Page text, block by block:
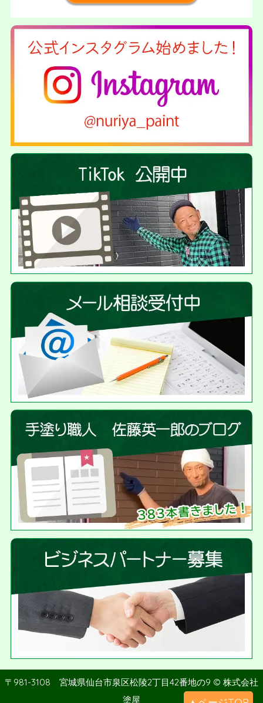
〒981-3108 宮城県仙台市泉区松陵2丁目42番地の9 © 株式会社
塗屋